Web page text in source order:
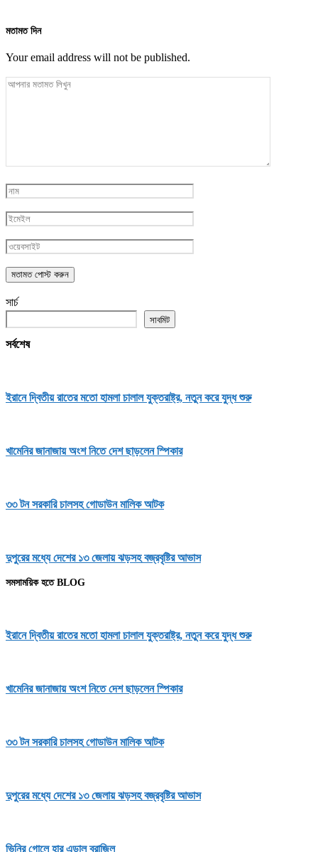
মতামত দিন
Your email address will not be published.
সার্চ
সাবমিট
সর্বশেষ
ইরানে দ্বিতীয় রাতের মতো হামলা চালাল যুক্তরাষ্ট্র, নতুন করে যুদ্ধ শুরু
খামেনির জানাজায় অংশ নিতে দেশ ছাড়লেন স্পিকার
৩৩ টন সরকারি চালসহ গোডাউন মালিক আটক
দুপুরের মধ্যে দেশের ১৩ জেলায় ঝড়সহ বজ্রবৃষ্টির আভাস
সমসাময়িক হতে BLOG
ইরানে দ্বিতীয় রাতের মতো হামলা চালাল যুক্তরাষ্ট্র, নতুন করে যুদ্ধ শুরু
খামেনির জানাজায় অংশ নিতে দেশ ছাড়লেন স্পিকার
৩৩ টন সরকারি চালসহ গোডাউন মালিক আটক
দুপুরের মধ্যে দেশের ১৩ জেলায় ঝড়সহ বজ্রবৃষ্টির আভাস
ভিনির গোলে হার এড়াল ব্রাজিল